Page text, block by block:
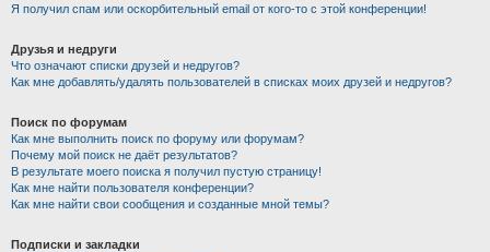
Я получил спам или оскорбительный email от кого-то с этой конференции!
Друзья и недруги
Что означают списки друзей и недругов?
Как мне добавлять/удалять пользователей в списках моих друзей и недругов?
Поиск по форумам
Как мне выполнить поиск по форуму или форумам?
Почему мой поиск не даёт результатов?
В результате моего поиска я получил пустую страницу!
Как мне найти пользователя конференции?
Как мне найти свои сообщения и созданные мной темы?
Подписки и закладки